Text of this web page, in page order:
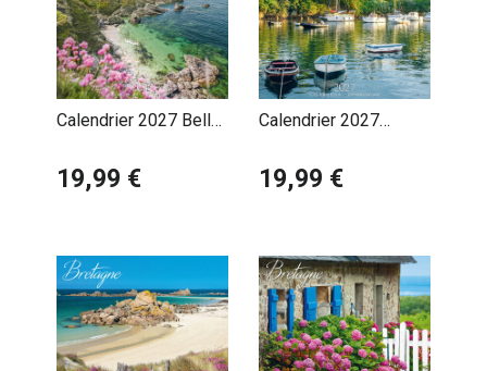
Calendrier 2027 Belle
19,99 €
Calendrier 2027
Ports
19,99 €